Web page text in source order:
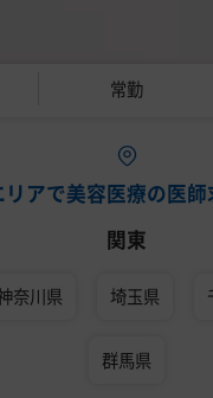
常勤
リアで美容医療の医
関東
奈川県 埼玉県
群馬県